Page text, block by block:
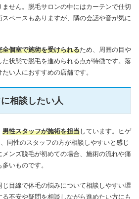
せん。脱毛サロンの中にはカーテンで仕切
ペースもありますが、隣の会話や音が気に
全個室で施術を受けられるため、周囲の目や
状態で脱毛を進められる点が特徴です。落
い人におすすめの店舗です。
相談したい人
男性スタッフが施術を担当しています。ヒゲ
同性のスタッフの方が相談しやすいと感じ
ンズ脱毛が初めての場合、施術の流れや痛
いものです。
目線で体毛の悩みについて相談しやすい環
不安や疑問を相談しながら進めたい方にも